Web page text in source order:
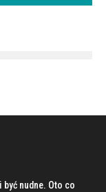
nudne. Oto co